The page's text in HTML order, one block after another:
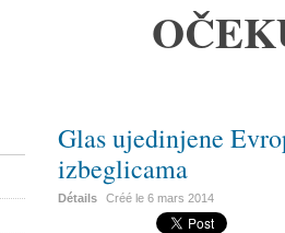
Glas ujedinjene
izbeglicama
Détails Créé le6 mars 2014